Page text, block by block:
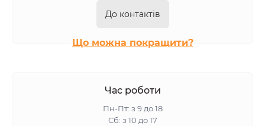
Корми для собак в упаковці по 1.25 кг
До контактів
Що можна покращити?
Час роботи
Пн-Пт: з 9 до 18
Сб: з 10 до 17